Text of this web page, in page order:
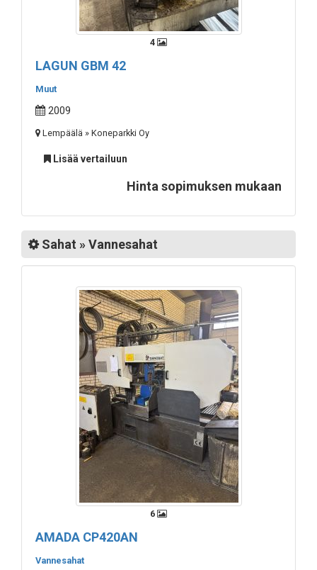
4
LAGUN GBM 42
Muut
2009
Lempäälä » Koneparkki Oy
Lisää vertailuun
Hinta sopimuksen mukaan
Sahat » Vannesahat
6
AMADA CP420AN
Vannesahat